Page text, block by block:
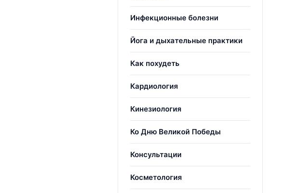
Инфекционные болезни
Йога и дыхательные практики
Как похудеть
Кардиология
Кинезиология
Ко Дню Великой Победы
Консультации
Косметология